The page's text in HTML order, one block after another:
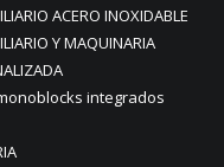
ACERO INOXIDABLE
Y MAQUINARIA
integrados